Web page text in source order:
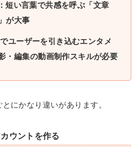
短い言葉で共感を呼ぶ「文章
が大事
ユーザーを引き込むエンタメ
・編集の動画制作スキルが必要
にかなり違いがあります。
ウントを作る